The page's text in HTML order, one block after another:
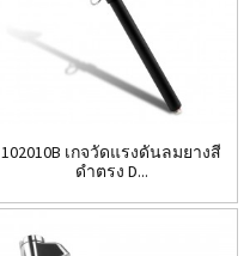
102010B เกจวัดแรงดันลมยางสี
ดำตรง D...